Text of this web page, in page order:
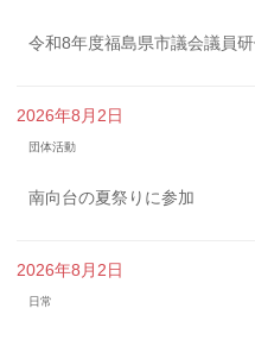
令和8年度福島県市議会議員
2026年8月2日
団体活動
南向台の夏祭りに参加
2026年8月2日
日常